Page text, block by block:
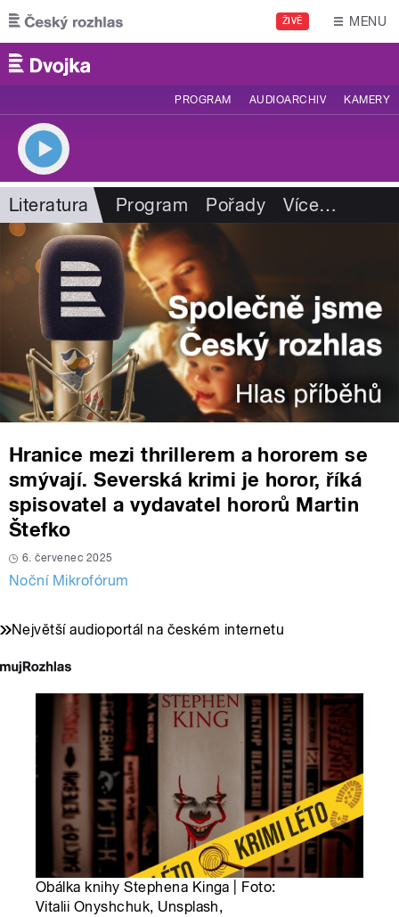
Přejít k hlavnímu obsahu
ŽIVĚ MENU
PROGRAM AUDIOARCHIV KAMERY
Literatura Program Pořady Více…
Hranice mezi thrillerem a hororem se
smývají. Severská krimi je horor, říká
spisovatel a vydavatel hororů Martin
Štefko
6. červenec 2025
Noční Mikrofórum
Největší audioportál na českém internetu
Obálka knihy Stephena Kinga | Foto:
Vitalii Onyshchuk, Unsplash,